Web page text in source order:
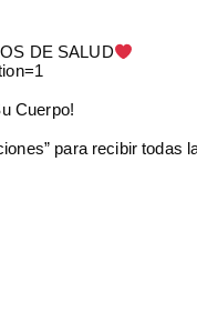
DE SALUD
Cuerpo!
para recibir